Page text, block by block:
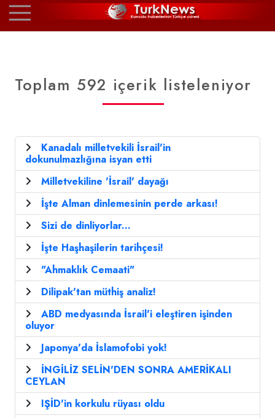
Toplam 592 içerik listeleniyor
Kanadalı milletvekili İsrail'in
dokunulmazlığına isyan etti
Milletvekiline 'İsrail' dayağı
İşte Alman dinlemesinin perde arkası!
Sizi de dinliyorlar...
İşte Haşhaşilerin tarihçesi!
"Ahmaklık Cemaati"
Dilipak'tan müthiş analiz!
ABD medyasında İsrail'i eleştiren işinden
oluyor
Japonya'da İslamofobi yok!
İNGİLİZ SELİN'DEN SONRA AMERİKALI
CEYLAN
IŞİD'in korkulu rüyası oldu